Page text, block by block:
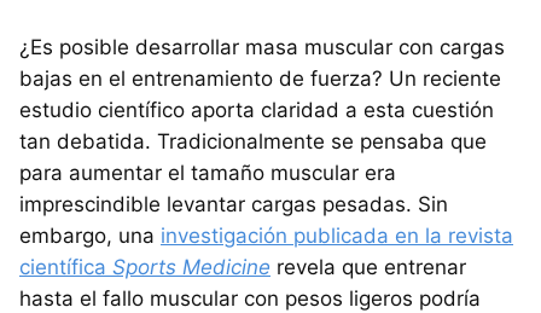
¿Es posible desarrollar masa muscular con cargas
bajas en el entrenamiento de fuerza? Un reciente
estudio científico aporta claridad a esta cuestión
tan debatida. Tradicionalmente se pensaba que
para aumentar el tamaño muscular era
imprescindible levantar cargas pesadas. Sin
embargo, una investigación publicada en la revista
científica Sports Medicine revela que entrenar
hasta el fallo muscular con pesos ligeros podría